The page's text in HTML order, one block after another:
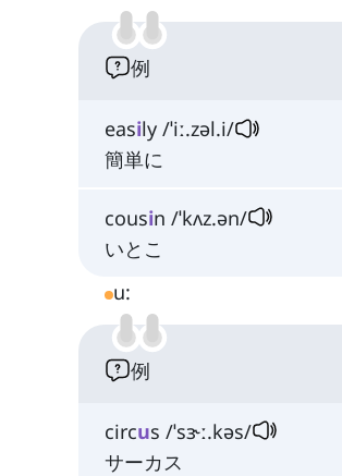
例
easily /ˈiː.zəl.i/
簡単に
cousin /ˈkʌz.ən/
いとこ
u:
例
circus /ˈsɝː.kəs/
サーカス